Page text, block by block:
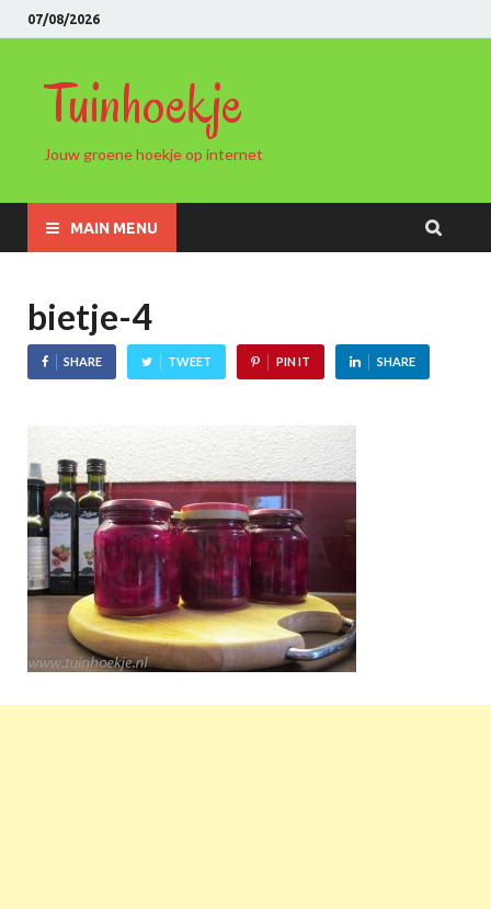
07/08/2026
Tuinhoekje
Jouw groene hoekje op internet
MAIN MENU
bietje-4
SHARE TWEET PIN IT SHARE